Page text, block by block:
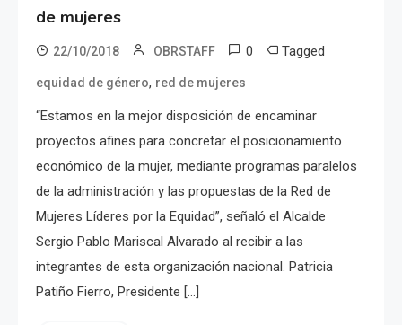
de mujeres
22/10/2018 OBRSTAFF 0 Tagged
equidad de género, red de mujeres
“Estamos en la mejor disposición de encaminar
proyectos afines para concretar el posicionamiento
económico de la mujer, mediante programas paralelos
de la administración y las propuestas de la Red de
Mujeres Líderes por la Equidad”, señaló el Alcalde
Sergio Pablo Mariscal Alvarado al recibir a las
integrantes de esta organización nacional. Patricia
Patiño Fierro, Presidente […]